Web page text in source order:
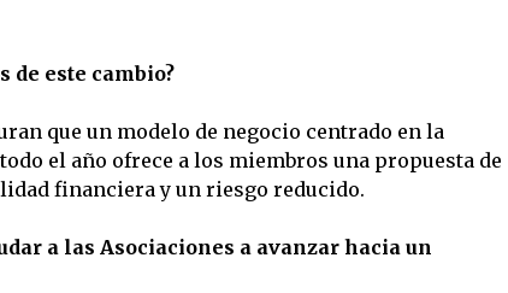
de este cambio?
que un modelo de negocio centrado en la
el año ofrece a los miembros una propuesta de
financiera y un riesgo reducido.
a las Asociaciones a avanzar hacia un